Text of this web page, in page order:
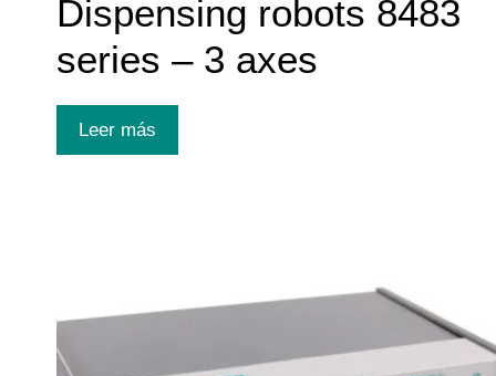
Dispensing robots 8483
series – 3 axes
Leer más